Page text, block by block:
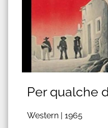
Per qualche
Western | 1965